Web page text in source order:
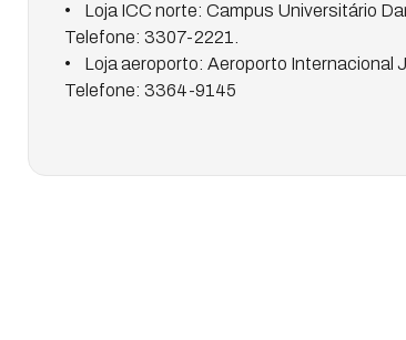
• Loja ICC norte: Campus Universitário
Telefone: 3307-2221.
• Loja aeroporto: Aeroporto Internacional
Telefone: 3364-9145